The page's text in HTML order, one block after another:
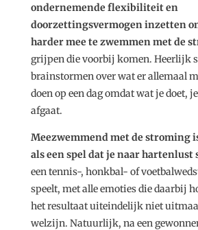
ondernemende flexibiliteit en
doorzettingsvermogen inzetten
harder mee te zwemmen met de
grijpen die voorbij komen. Heerlijk
brainstormen over wat er allemaal
doen op een dag omdat wat je doet,
afgaat.
Meezwemmend met de stroming
als een spel dat je naar hartenlust
een tennis-, honkbal- of
speelt, met alle emoties die daarbij
het resultaat uiteindelijk niet
welzijn. Natuurlijk, na een